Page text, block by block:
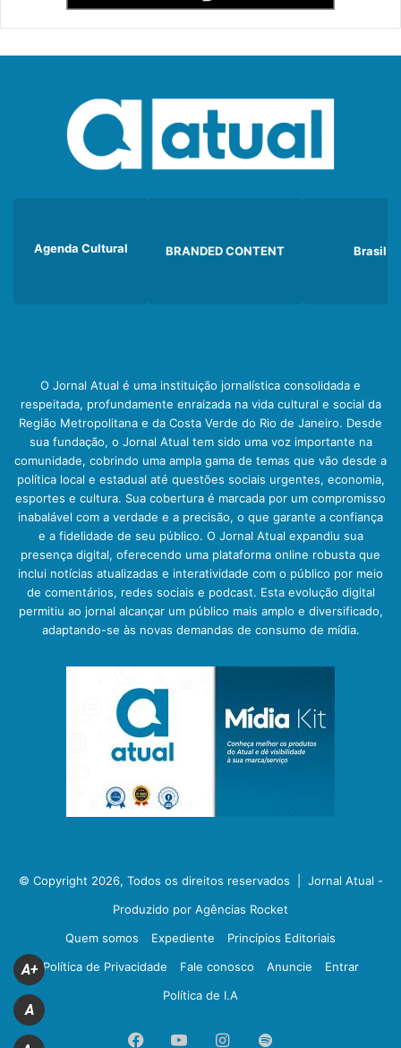
Agenda Cultural BRANDED CONTENT Brasil
O Jornal Atual é uma instituição jornalística consolidada e
respeitada, profundamente enraizada na vida cultural e social da
Região Metropolitana e da Costa Verde do Rio de Janeiro. Desde
sua fundação, o Jornal Atual tem sido uma voz importante na
comunidade, cobrindo uma ampla gama de temas que vão desde a
política local e estadual até questões sociais urgentes, economia,
esportes e cultura. Sua cobertura é marcada por um compromisso
inabalável com a verdade e a precisão, o que garante a confiança
e a fidelidade de seu público. O Jornal Atual expandiu sua
presença digital, oferecendo uma plataforma online robusta que
inclui notícias atualizadas e interatividade com o público por meio
de comentários, redes sociais e podcast. Esta evolução digital
permitiu ao jornal alcançar um público mais amplo e diversificado,
adaptando-se às novas demandas de consumo de mídia.
© Copyright 2026, Todos os direitos reservados | Jornal Atual -
Produzido por Agências Rocket
Quem somos
Expediente
Princípios Editoriais
Política de Privacidade
Fale conosco Anuncie
Entrar
Política de I.A
FacebookYouTubeInstagram
Spotify
A+
A